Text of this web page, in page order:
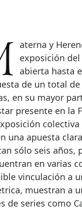
la primera
exposición
abierta hasta
de un total
en su mayor
presente en la
colectiva
una apuesta
sólo seis años,
en varias
vinculación a
muestran a
de series como